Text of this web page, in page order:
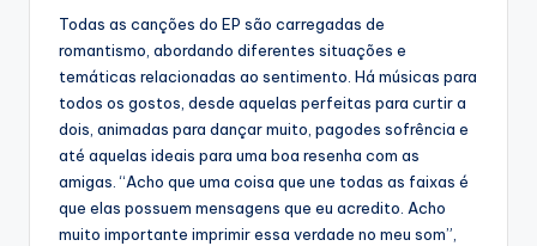
Todas as canções do EP são carregadas de
romantismo, abordando diferentes situações e
temáticas relacionadas ao sentimento. Há músicas para
todos os gostos, desde aquelas perfeitas para curtir a
dois, animadas para dançar muito, pagodes sofrência e
até aquelas ideais para uma boa resenha com as
amigas. “Acho que uma coisa que une todas as faixas é
que elas possuem mensagens que eu acredito. Acho
muito importante imprimir essa verdade no meu som”,